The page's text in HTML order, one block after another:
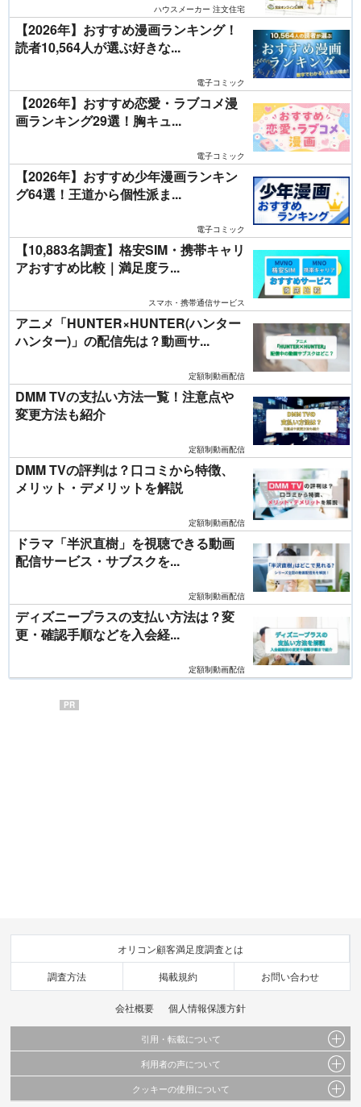
ハウスメーカー 注文住宅
【2026年】おすすめ漫画ランキング！
読者10,564人が選ぶ好きな...
電子コミック
【2026年】おすすめ恋愛・ラブコメ漫
画ランキング29選！胸キュ...
電子コミック
【2026年】おすすめ少年漫画ランキン
グ64選！王道から個性派ま...
電子コミック
【10,883名調査】格安SIM・携帯キャリ
アおすすめ比較｜満足度ラ...
スマホ・携帯通信サービス
アニメ「HUNTER×HUNTER(ハンター
ハンター)」の配信先は？動画サ...
定額制動画配信
DMM TVの支払い方法一覧！注意点や
変更方法も紹介
定額制動画配信
DMM TVの評判は？口コミから特徴、
メリット・デメリットを解説
定額制動画配信
ドラマ「半沢直樹」を視聴できる動画
配信サービス・サブスクを...
定額制動画配信
ディズニープラスの支払い方法は？変
更・確認手順などを入会経...
定額制動画配信
PR
オリコン顧客満足度調査とは
調査方法 掲載規約 お問い合わせ
会社概要 個人情報保護方針
引用・転載について
当サイトで公開されている情報（文字、写真、イラスト、画像データ等）及びこれらの配
置・編集および構造などについての著作権は株式会社oricon MEに帰属しております。
これらの情報を権利者の許可なく無断転載・複製などの二次利用を行うことは固く禁じて
利用者の声について
当サイトに掲載している内容はすべてサービスの利用者が提出された見解・感想です。
クッキーの使用について